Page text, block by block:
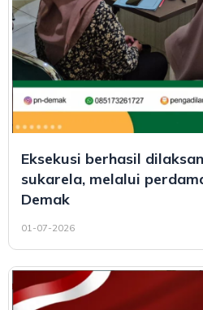
Eksekusi berhasil
sukarela, melalui
Demak
01-07-2026